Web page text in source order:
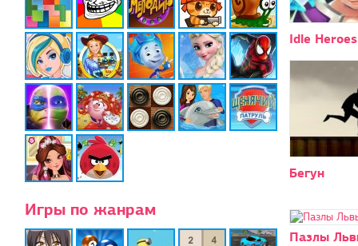
Игры по жанрам
Idle Heroes
Бегун
Пазлы